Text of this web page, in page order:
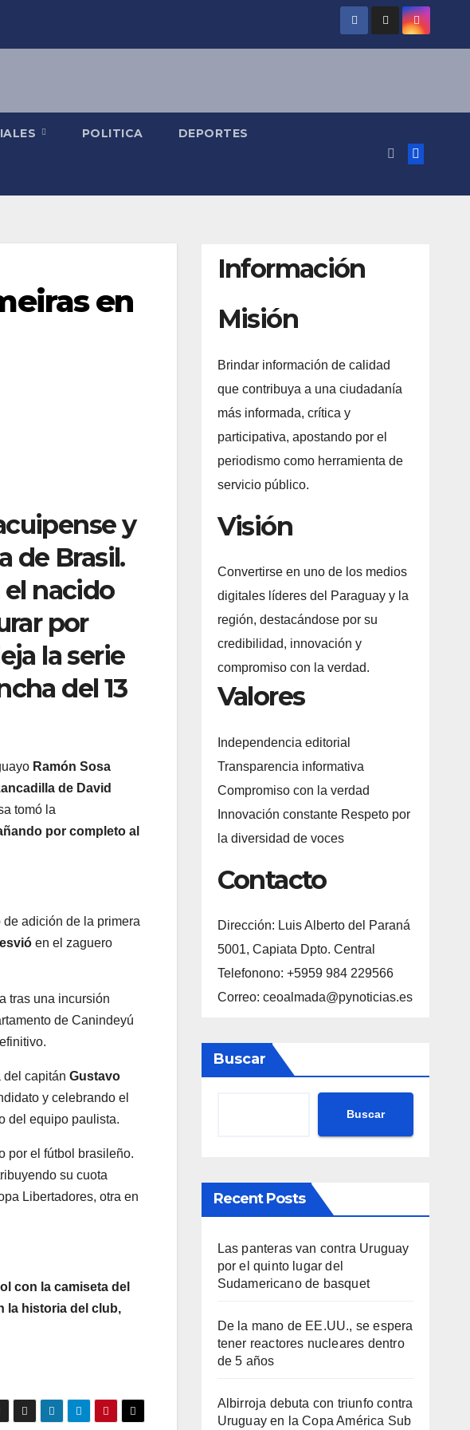
POLITICA DEPORTES
en
y
de Brasil.
el nacido
por
la serie
del 13
Ramón Sosa
de David
tomó la
por completo al
adición de la primera
en el zaguero
tras una incursión
de Canindeyú
del capitán Gustavo
y celebrando el
del equipo paulista.
por el fútbol brasileño.
su cuota
Libertadores, otra en
con la camiseta del
la historia del club,
Información
Misión
Brindar información de calidad
que contribuya a una ciudadanía
más informada, crítica y
participativa, apostando por el
periodismo como herramienta de
servicio público.
Visión
Convertirse en uno de los medios
digitales líderes del Paraguay y la
región, destacándose por su
credibilidad, innovación y
compromiso con la verdad.
Valores
Independencia editorial
Transparencia informativa
Compromiso con la verdad
Innovación constante Respeto por
la diversidad de voces
Contacto
Dirección: Luis Alberto del Paraná
5001, Capiata Dpto. Central
Telefonono: +5959 984 229566
Correo: ceoalmada@pynoticias.es
Buscar
Buscar
Recent Posts
Las panteras van contra Uruguay
por el quinto lugar del
Sudamericano de basquet
De la mano de EE.UU., se espera
tener reactores nucleares dentro
de 5 años
Albirroja debuta con triunfo contra
Uruguay en la Copa América Sub